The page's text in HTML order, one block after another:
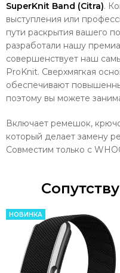
SuperKnit Band (Citra).
выступления или
пути раскрытия вашего
разработали нашу
совершенствует наш
ProKnit. Сверхмягкая
обеспечивают
поэтому вы можете
Включает ремешок,
который делает замену
Совместим только с
НОВИНКА